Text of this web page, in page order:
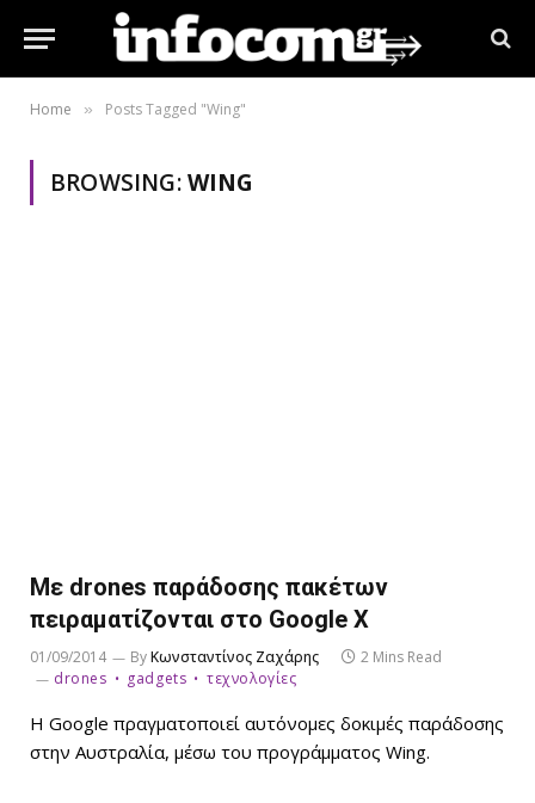
Home » Posts Tagged "Wing"
BROWSING:WING
Με drones παράδοσης πακέτων
πειραματίζονται στο Google X
01/09/2014 ByΚωνσταντίνος Ζαχάρης
2 Mins Read
drones
gadgets τεχνολογίες
Η Google πραγματοποιεί αυτόνομες δοκιμές παράδοσης
στην Αυστραλία, μέσω του προγράμματος Wing.